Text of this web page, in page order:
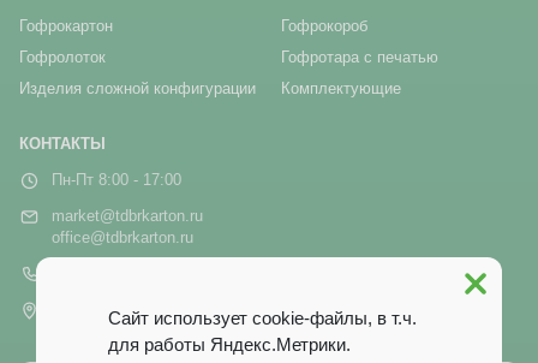
Гофрокартон
Гофрокороб
Гофролоток
Гофротара с печатью
Изделия сложной конфигурации
Комплектующие
КОНТАКТЫ
Пн-Пт 8:00 - 17:00
market@tdbrkarton.ru
office@tdbrkarton.ru
г. Брянск, рп Белые Берега,
ул. Белобережская, 1А
Сайт использует cookie-файлы, в т.ч.
для работы Яндекс.Метрики.